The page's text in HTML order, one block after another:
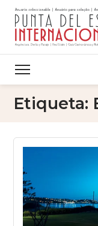
Etiqueta: